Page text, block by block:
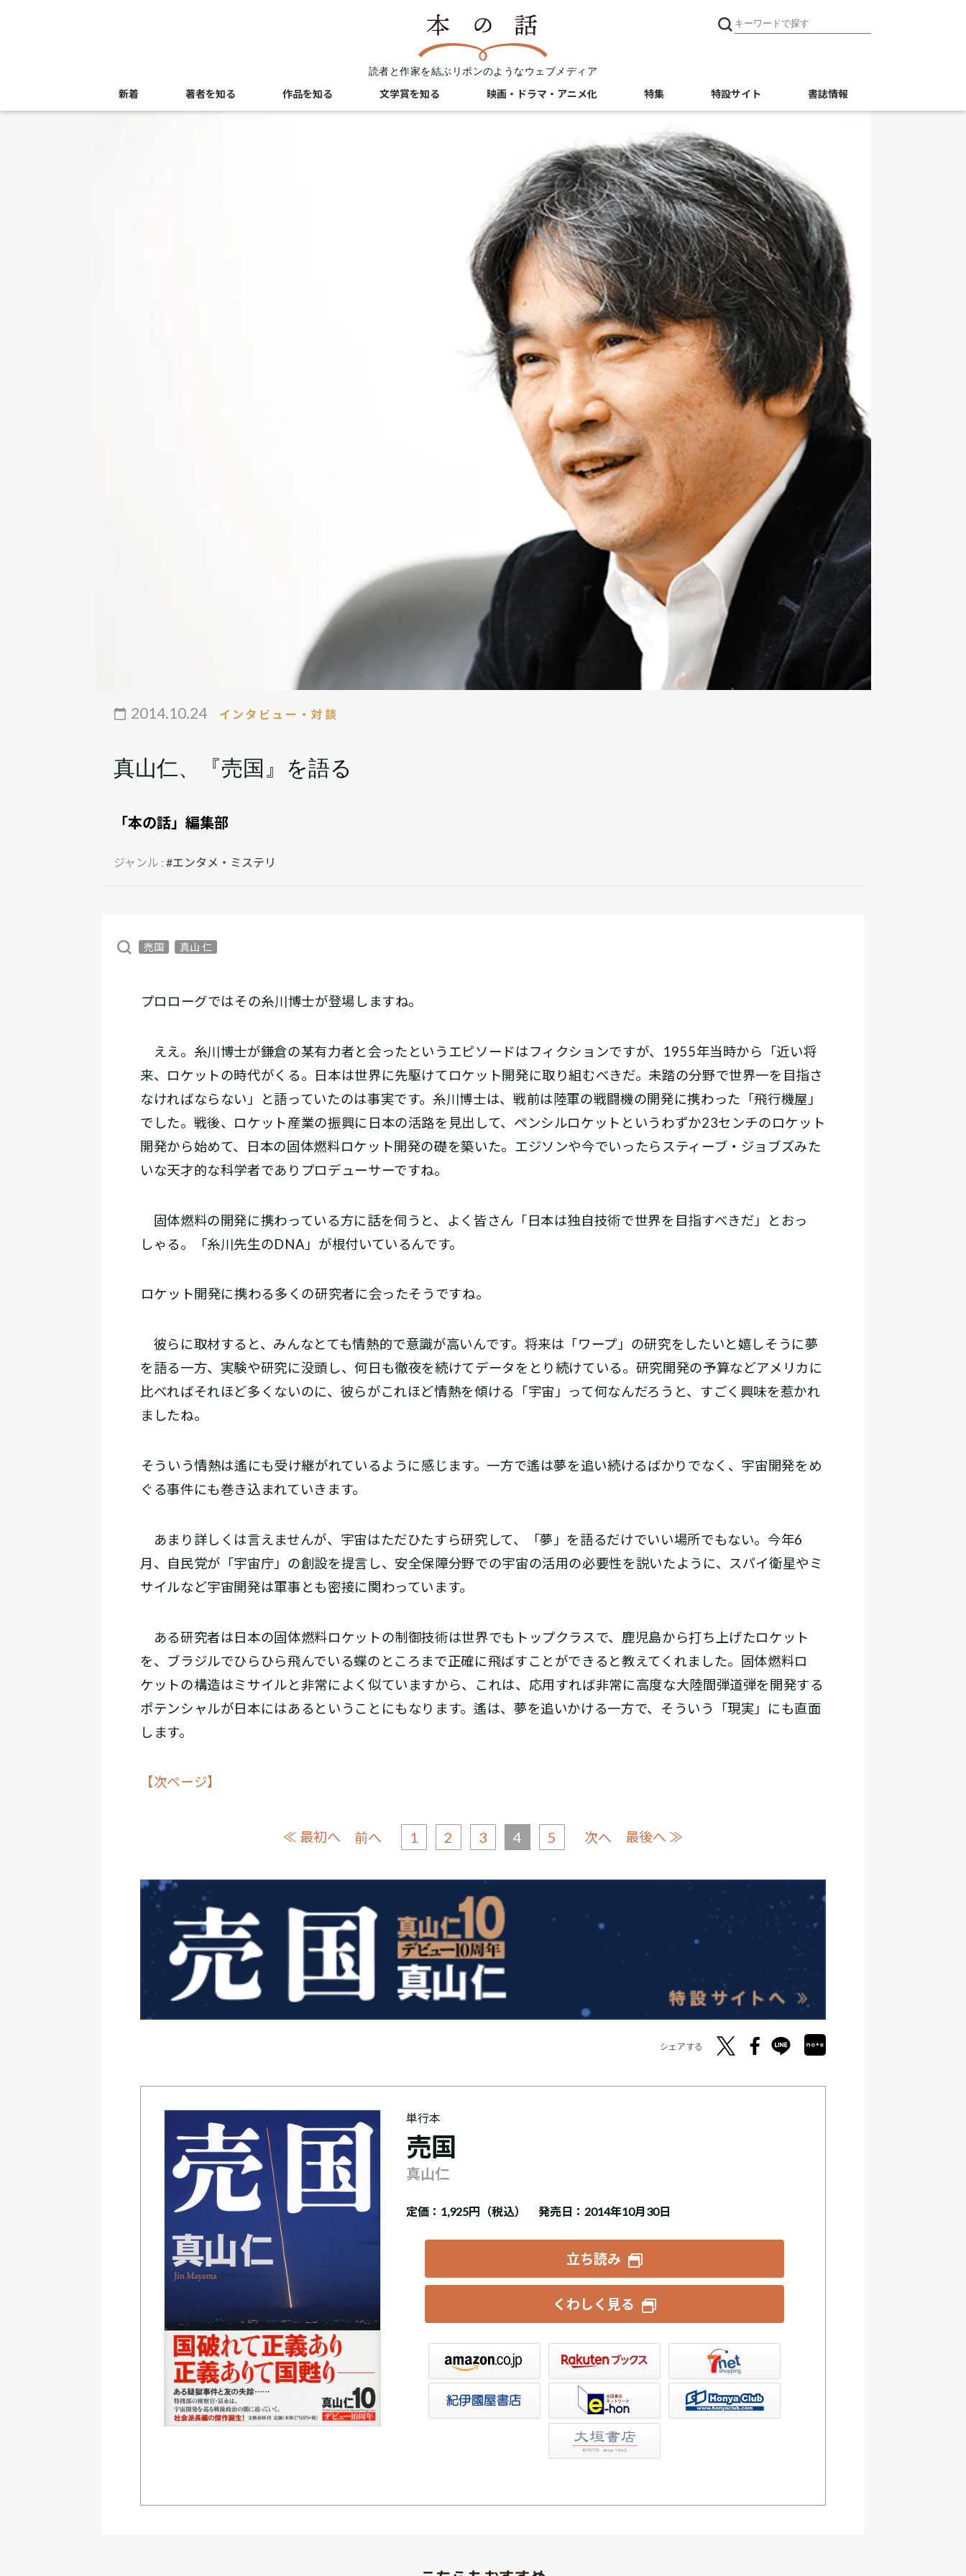
読者と作家を結ぶリボンのようなウェブメディア
新着 著者を知る 作品を知る 文学賞を知る 映画・ドラマ・アニメ化 特集 特設サイト 書誌情報
2014.10.24 インタビュー・対談
真山仁、『売国』を語る
「本の話」編集部
ジャンル : #エンタメ・ミステリ
売国 真山 仁
――プロローグではその糸川博士が登場しますね。
ええ。糸川博士が鎌倉の某有力者と会ったというエピソードはフィクションですが、1955年当時から「近い将
来、ロケットの時代がくる。日本は世界に先駆けてロケット開発に取り組むべきだ。未踏の分野で世界一を目指さ
なければならない」と語っていたのは事実です。糸川博士は、戦前は陸軍の戦闘機の開発に携わった「飛行機屋」
でした。戦後、ロケット産業の振興に日本の活路を見出して、ペンシルロケットというわずか23センチのロケット
開発から始めて、日本の固体燃料ロケット開発の礎を築いた。エジソンや今でいったらスティーブ・ジョブズみた
いな天才的な科学者でありプロデューサーですね。
固体燃料の開発に携わっている方に話を伺うと、よく皆さん「日本は独自技術で世界を目指すべきだ」とおっ
しゃる。「糸川先生のDNA」が根付いているんです。
――ロケット開発に携わる多くの研究者に会ったそうですね。
彼らに取材すると、みんなとても情熱的で意識が高いんです。将来は「ワープ」の研究をしたいと嬉しそうに夢
を語る一方、実験や研究に没頭し、何日も徹夜を続けてデータをとり続けている。研究開発の予算などアメリカに
比べればそれほど多くないのに、彼らがこれほど情熱を傾ける「宇宙」って何なんだろうと、すごく興味を惹かれ
ましたね。
――そういう情熱は遙にも受け継がれているように感じます。一方で遙は夢を追い続けるばかりでなく、宇宙開発をめ
ぐる事件にも巻き込まれていきます。
あまり詳しくは言えませんが、宇宙はただひたすら研究して、「夢」を語るだけでいい場所でもない。今年6
月、自民党が「宇宙庁」の創設を提言し、安全保障分野での宇宙の活用の必要性を説いたように、スパイ衛星やミ
サイルなど宇宙開発は軍事とも密接に関わっています。
ある研究者は日本の固体燃料ロケットの制御技術は世界でもトップクラスで、鹿児島から打ち上げたロケット
を、ブラジルでひらひら飛んでいる蝶のところまで正確に飛ばすことができると教えてくれました。固体燃料ロ
ケットの構造はミサイルと非常によく似ていますから、これは、応用すれば非常に高度な大陸間弾道弾を開発する
ポテンシャルが日本にはあるということにもなります。遙は、夢を追いかける一方で、そういう「現実」にも直面
します。
【次ページ】
≪ 最初へ 前へ 1 2 3 4 5 次へ 最後へ ≫
シェアする
単行本
売国
真山仁
定価： 1,925円（税込） 発売日：2014年10月30日
立ち読み
くわしく見る
Amazon 楽天ブックス セブンネット
紀伊國屋書店ウェブストア HonyaClub
大垣書店